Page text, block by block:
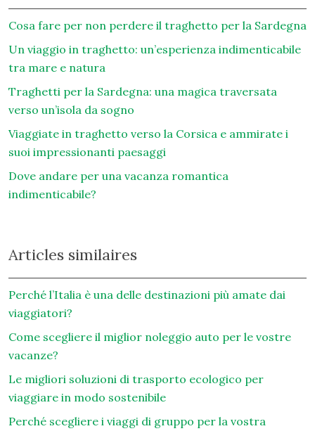
Cosa fare per non perdere il traghetto per la Sardegna
Un viaggio in traghetto: un’esperienza indimenticabile
tra mare e natura
Traghetti per la Sardegna: una magica traversata
verso un’isola da sogno
Viaggiate in traghetto verso la Corsica e ammirate i
suoi impressionanti paesaggi
Dove andare per una vacanza romantica
indimenticabile?
Articles similaires
Perché l’Italia è una delle destinazioni più amate dai
viaggiatori?
Come scegliere il miglior noleggio auto per le vostre
vacanze?
Le migliori soluzioni di trasporto ecologico per
viaggiare in modo sostenibile
Perché scegliere i viaggi di gruppo per la vostra